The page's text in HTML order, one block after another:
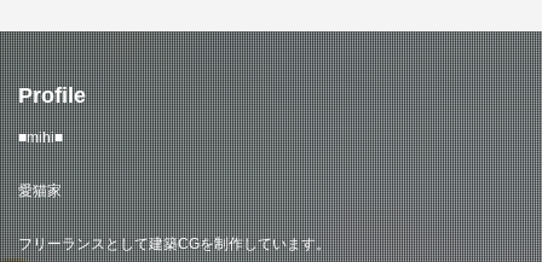
Profile
■mihi■
愛猫家
フリーランスとして建築CGを制作しています。